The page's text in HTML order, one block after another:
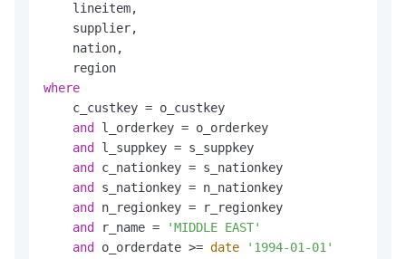
    lineitem,
    supplier,
    nation,
where
    c_custkey
= o_custkey
and
l_orderkey = o_orderkey
and
l_suppkey = s_suppkey
and
c_nationkey = s_nationkey
and
s_nationkey = n_nationkey
and
n_regionkey = r_regionkey
and
r_name =
'MIDDLE EAST'
and
o_orderdate >= date
'1994-01-01'